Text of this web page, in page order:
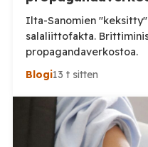
Ilta-Sanomien
salaliittofakta.
propagandaverkostoa.
Blogi13 t sitten